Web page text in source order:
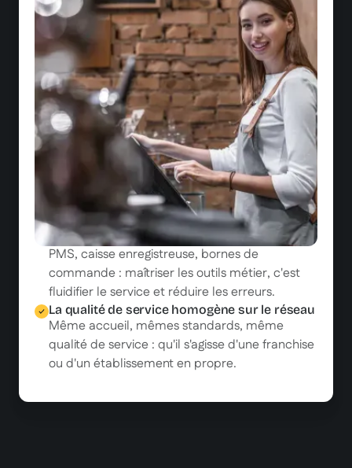
Le service en salle et les standards hôteliers
Fluidité, posture, réactivité : le service en salle
et en chambre repose sur des gestes précis qui
se forment et s'entraînent.
L'hygiène alimentaire et la conformité HACCP
HACCP, normes sanitaires, sécurité alimentaire :
la conformité réglementaire est obligatoire et
doit être traçable pour chaque collaborateur.
L'accueil client en restaurant et en hôtel
Chaque interaction compte. En salle comme à
la réception, l'accueil client est le premier
levier de satisfaction et de fidélisation.
Les outils métier : PMS, caisse, bornes de
commande
PMS, caisse enregistreuse, bornes de
commande : maîtriser les outils métier, c'est
fluidifier le service et réduire les erreurs.
La qualité de service homogène sur le réseau
Même accueil, mêmes standards, même
qualité de service : qu'il s'agisse d'une franchise
ou d'un établissement en propre.